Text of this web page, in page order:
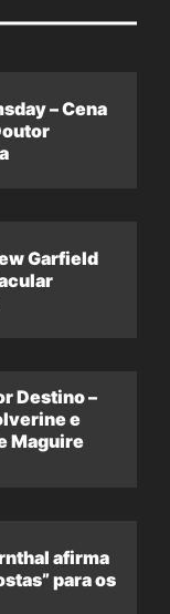
– Cena
Garfield
Destino –
e
Maguire
afirma
para os